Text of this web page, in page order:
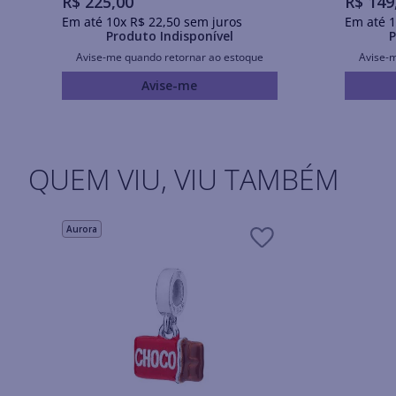
Em até 10x R$ 22,50sem juros
Produto Indisponível
Avise-me quando retornar ao estoque
Avise-me
Em até
Avise-
QUEM VIU, VIU TAMBÉM
Aurora